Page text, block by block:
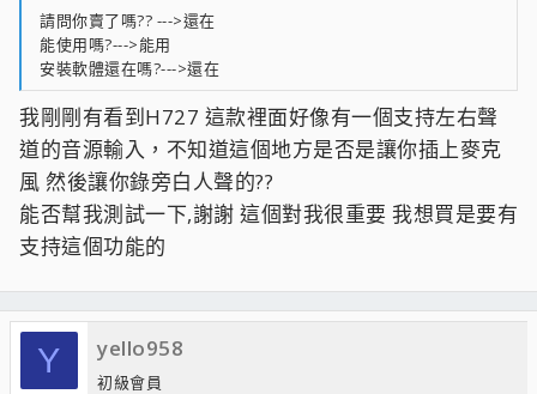
請問你賣了嗎?? --->還在
能使用嗎?--->能用
安裝軟體還在嗎?--->還在
我剛剛有看到H727 這款裡面好像有一個支持左右聲
道的音源輸入，不知道這個地方是否是讓你插上麥克
風 然後讓你錄旁白人聲的??
能否幫我測試一下,謝謝 這個對我很重要 我想買是要有
支持這個功能的
Y yello958
初級會員